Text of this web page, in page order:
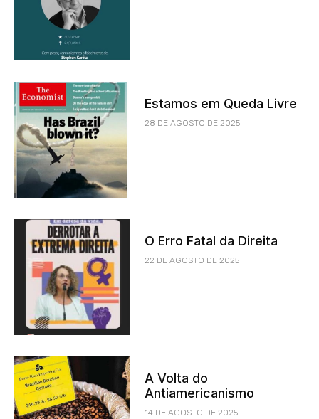
Estamos em Queda Livre
28 DE AGOSTO DE 2025
O Erro Fatal da Direita
22 DE AGOSTO DE 2025
A Volta do
Antiamericanismo
14 DE AGOSTO DE 2025